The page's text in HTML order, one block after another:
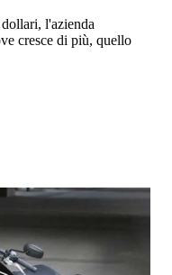
l'azienda
cresce di più, quello